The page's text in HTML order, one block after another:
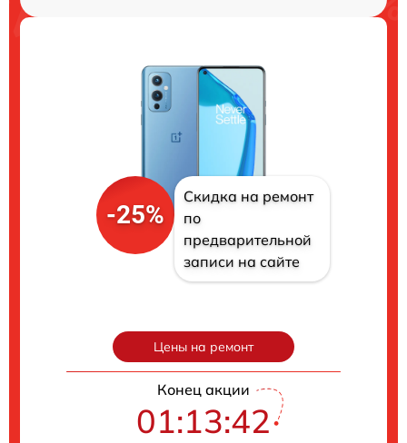
-25%
Скидка на ремонт
по
предварительной
записи на сайте
Цены на ремонт
Конец акции
01:13:41